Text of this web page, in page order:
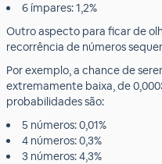
6 ímpares: 1,2%
Outro aspecto para ficar de
recorrência de números
Por exemplo, a chance de
extremamente baixa, de
probabilidades são:
5 números: 0,01%
4 números: 0,3%
3 números: 4,3%